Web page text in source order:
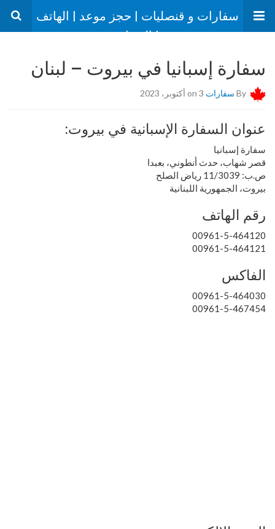
سفارات و قنصليات | حجز موعد | الهاتف
| العنوان
سفارة إسبانيا في بيروت – لبنان
By سفارات
عنوان السفارة الإسبانية في بيروت:
سفارة إسبانيا
قصر شهاب، حدث أنطوني، بعبدا
ص.ب: 11/3039 رياض الصلح
بيروت، الجمهورية اللبنانية
رقم الهاتف
00961-5-464120
00961-5-464121
الفاكس
00961-5-464030
00961-5-467454